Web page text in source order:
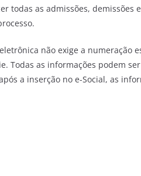
todas as admissões, demissões
não exige a numeração
Todas as informações podem
a inserção no e-Social, as